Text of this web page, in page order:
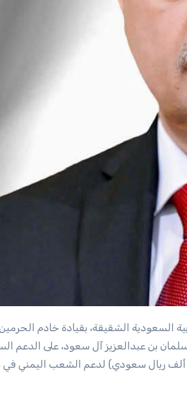
بن عبدالعزيز آل سعود، على الدعم
ألف ريال سعودي) لدعم الشعب اليمني